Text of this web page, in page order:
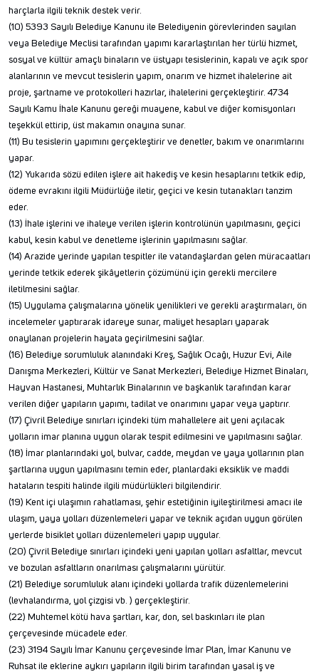
harçlarla ilgili teknik destek verir.
(10) 5393 Sayılı Belediye Kanunu ile Belediyenin görevlerinden sayılan
veya Belediye Meclisi tarafından yapımı kararlaştırılan her türlü hizmet,
sosyal ve kültür amaçlı binaların ve üstyapı tesislerinin, kapalı ve açık spor
alanlarının ve mevcut tesislerin yapım, onarım ve hizmet ihalelerine ait
proje, şartname ve protokolleri hazırlar, ihalelerini gerçekleştirir. 4734
Sayılı Kamu İhale Kanunu gereği muayene, kabul ve diğer komisyonları
teşekkül ettirip, üst makamın onayına sunar.
(11) Bu tesislerin yapımını gerçekleştirir ve denetler, bakım ve onarımlarını
yapar.
(12) Yukarıda sözü edilen işlere ait hakediş ve kesin hesaplarını tetkik edip,
ödeme evrakını ilgili Müdürlüğe iletir, geçici ve kesin tutanakları tanzim
eder.
(13) İhale işlerini ve ihaleye verilen işlerin kontrolünün yapılmasını, geçici
kabul, kesin kabul ve denetleme işlerinin yapılmasını sağlar.
(14) Arazide yerinde yapılan tespitler ile vatandaşlardan gelen müracaatları
yerinde tetkik ederek şikâyetlerin çözümünü için gerekli mercilere
iletilmesini sağlar.
(15) Uygulama çalışmalarına yönelik yenilikleri ve gerekli araştırmaları, ön
incelemeler yaptırarak idareye sunar, maliyet hesapları yaparak
onaylanan projelerin hayata geçirilmesini sağlar.
(16) Belediye sorumluluk alanındaki Kreş, Sağlık Ocağı, Huzur Evi, Aile
Danışma Merkezleri, Kültür ve Sanat Merkezleri, Belediye Hizmet Binaları,
Hayvan Hastanesi, Muhtarlık Binalarının ve başkanlık tarafından karar
verilen diğer yapıların yapımı, tadilat ve onarımını yapar veya yaptırır.
(17) Çivril Belediye sınırları içindeki tüm mahallelere ait yeni açılacak
yolların imar planına uygun olarak tespit edilmesini ve yapılmasını sağlar.
(18) İmar planlarındaki yol, bulvar, cadde, meydan ve yaya yollarının plan
şartlarına uygun yapılmasını temin eder, planlardaki eksiklik ve maddi
hataların tespiti halinde ilgili müdürlükleri bilgilendirir.
(19) Kent içi ulaşımın rahatlaması, şehir estetiğinin iyileştirilmesi amacı ile
ulaşım, yaya yolları düzenlemeleri yapar ve teknik açıdan uygun görülen
yerlerde bisiklet yolları düzenlemeleri yapıp uygular.
(20) Çivril Belediye sınırları içindeki yeni yapılan yolları asfaltlar, mevcut
ve bozulan asfaltların onarılması çalışmalarını yürütür.
(21) Belediye sorumluluk alanı içindeki yollarda trafik düzenlemelerini
(levhalandırma, yol çizgisi vb. ) gerçekleştirir.
(22) Muhtemel kötü hava şartları, kar, don, sel baskınları ile plan
çerçevesinde mücadele eder.
(23) 3194 Sayılı İmar Kanunu çerçevesinde İmar Plan, İmar Kanunu ve
Ruhsat ile eklerine aykırı yapıların ilgili birim tarafından yasal iş ve